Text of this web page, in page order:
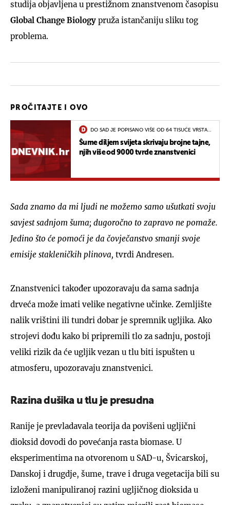
studija objavljena u prestižnom znanstvenom časopisu
Global Change Biology pruža istančaniju sliku tog
problema.
PROČITAJTE I OVO
DO SAD JE POPISANO VIŠE OD 64 TISUĆE VRSTA
Šume diljem svijeta skrivaju brojne tajne,
njih više od 9000 tvrde znanstvenici
Sada znamo da mi ljudi ne možemo samo ušutkati svoju
savjest sadnjom šuma; dugoročno to zapravo ne pomaže.
Jedino što će pomoći je da čovječanstvo smanji svoje
emisije stakleničkih plinova, tvrdi Andresen.
Znanstvenici također upozoravaju da sama sadnja
drveća može imati velike negativne učinke. Zemljište
nalik vrištini ili tundri dobar je spremnik ugljika. Ako
strojevi dođu kako bi pripremili tlo za sadnju, postoji
veliki rizik da će ugljik vezan u tlu biti ispušten u
atmosferu, upozoravaju znanstvenici.
Razina dušika u tlu je presudna
Ranije je prevladavala teorija da povišeni ugljični
dioksid dovodi do povećanja rasta biomase. U
eksperimentima na otvorenom u SAD-u, Švicarskoj,
Danskoj i drugdje, šume, trave i druga vegetacija bili su
izloženi manipuliranoj razini ugljičnog dioksida u